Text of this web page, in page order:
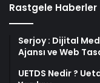
Rastgele Haberler
Serjoy : Dijital
Ajansı ve Web
UETDS Nedir ?